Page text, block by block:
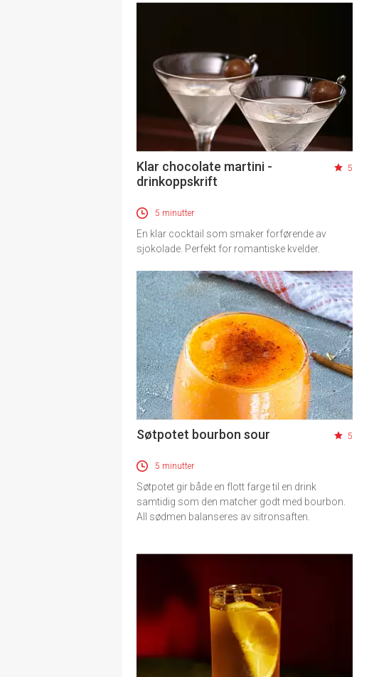
Klar chocolate martini -
drinkoppskrift
5
5 minutter
En klar cocktail som smaker forførende av
sjokolade. Perfekt for romantiske kvelder.
Søtpotet bourbon sour 5
5 minutter
Søtpotet gir både en flott farge til en drink
samtidig som den matcher godt med bourbon.
All sødmen balanseres av sitronsaften.